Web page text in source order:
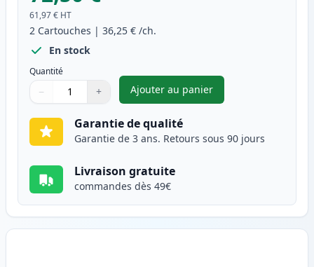
61,97 € HT
2 Cartouches | 36,25 € /ch.
En stock
Quantité
Quantité
Utilisez les boutons pour ajuster
− +
Quantité
Ajouter au panier
,Pack de 2 Brother TN2005
Garantie de qualité
Garantie de 3 ans. Retours sous 90 jours
Livraison gratuite
commandes dès 49€